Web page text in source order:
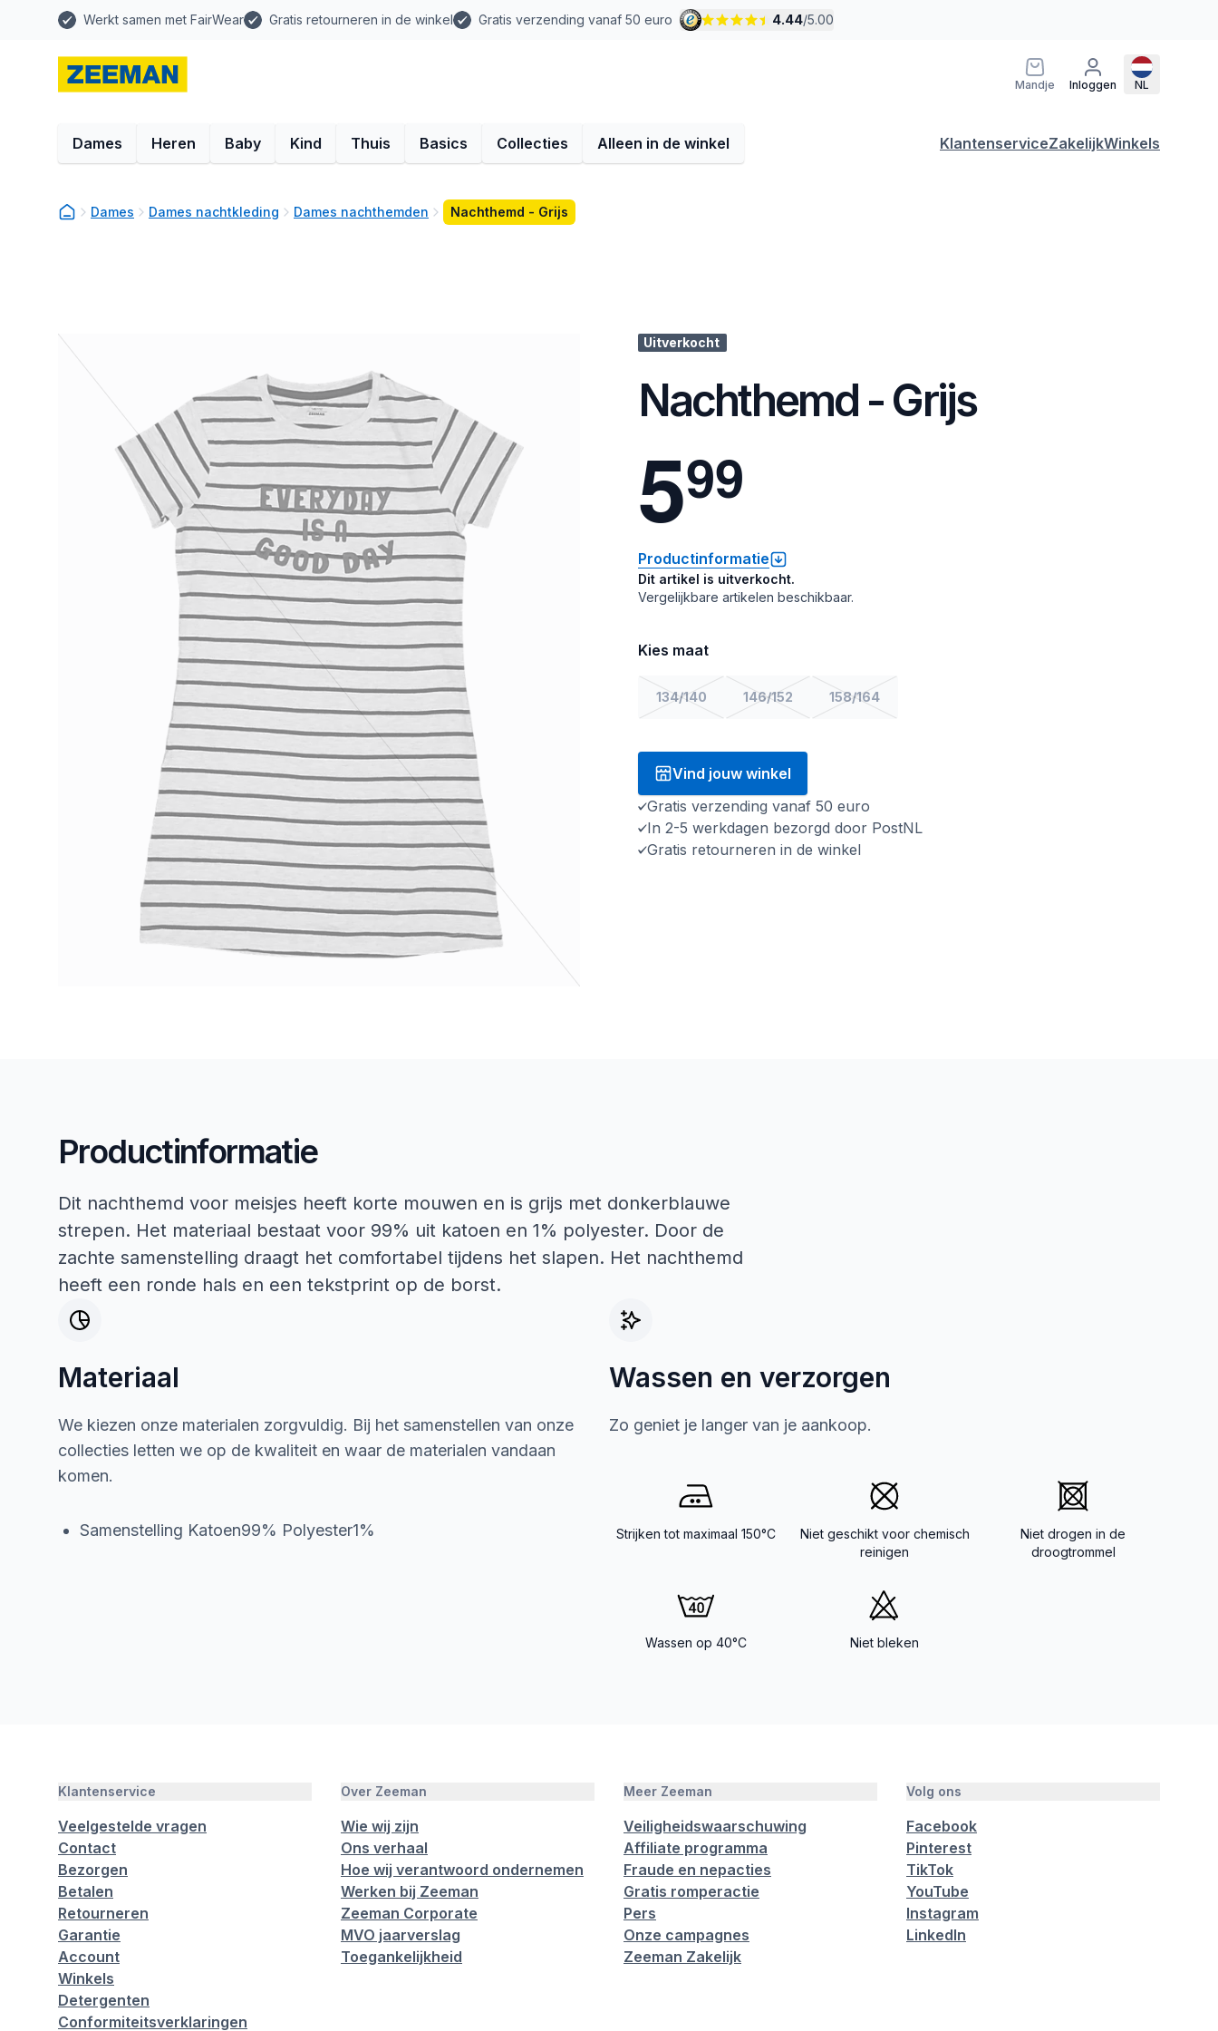
Werkt samen met FairWear Gratis retourneren in de winkel Gratis verzending vanaf 50 euro 4.44/5.00
Mandje Inloggen NL
Dames Heren Baby Kind Thuis Basics Collecties Alleen in de winkel KlantenserviceZakelijkWinkels
Dames Dames nachtkleding Dames nachthemden Nachthemd - Grijs
Uitverkocht
Nachthemd - Grijs
599
Productinformatie
Dit artikel is uitverkocht.
Vergelijkbare artikelen beschikbaar.
Kies maat
134/140 146/152 158/164
Vind jouw winkel
Gratis verzending vanaf 50 euro
In 2-5 werkdagen bezorgd door PostNL
Gratis retourneren in de winkel
Productinformatie
Dit nachthemd voor meisjes heeft korte mouwen en is grijs met donkerblauwe
strepen. Het materiaal bestaat voor 99% uit katoen en 1% polyester. Door de
zachte samenstelling draagt het comfortabel tijdens het slapen. Het nachthemd
heeft een ronde hals en een tekstprint op de borst.
Materiaal
We kiezen onze materialen zorgvuldig. Bij het samenstellen van onze
collecties letten we op de kwaliteit en waar de materialen vandaan
komen.
Samenstelling Katoen99% Polyester1%
Wassen en verzorgen
Zo geniet je langer van je aankoop.
Strijken tot maximaal 150°C
Niet geschikt voor chemisch
reinigen
Niet drogen in de
droogtrommel
Wassen op 40°C Niet bleken
Klantenservice
Veelgestelde vragen
Contact
Bezorgen
Betalen
Retourneren
Garantie
Account
Winkels
Detergenten
Conformiteitsverklaringen
Over Zeeman
Wie wij zijn
Ons verhaal
Hoe wij verantwoord ondernemen
Werken bij Zeeman
Zeeman Corporate
MVO jaarverslag
Toegankelijkheid
Meer Zeeman
Veiligheidswaarschuwing
Affiliate programma
Fraude en nepacties
Gratis romperactie
Pers
Onze campagnes
Zeeman Zakelijk
Volg ons
Facebook
Pinterest
TikTok
YouTube
Instagram
LinkedIn